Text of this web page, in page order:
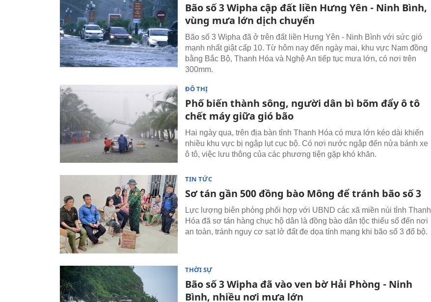
Bão số 3 Wipha cập đất liền Hưng Yên - Ninh Bình,
vùng mưa lớn dịch chuyển
Bão số 3 Wipha đã ở trên đất liền Hưng Yên - Ninh Bình với sức gió
mạnh nhất giật cấp 10. Từ hôm nay đến ngày mai, khu vực Nam đồng
bằng Bắc Bộ, Thanh Hóa và Nghệ An tiếp tục mưa lớn, có nơi trên
300mm.
ĐÔ THỊ
Phố biến thành sông, người dân bì bõm đẩy ô tô
chết máy giữa gió bão
Hai ngày qua, trên địa bàn tỉnh Thanh Hóa có mưa lớn kéo dài khiến
nhiều khu vực bị ngập lụt cục bộ. Có nơi nước ngập đến nửa bánh xe
ô tô, việc lưu thông của các phương tiện gặp khó khăn.
TIN TỨC
Sơ tán gần 500 đồng bào Mông để tránh bão số 3
Lực lượng biên phòng phối hợp với UBND các xã miền núi tỉnh Thanh
Hóa đã sơ tán hàng chục hộ dân là đồng bào dân tộc thiểu số đến nơi
an toàn, tránh nguy cơ sạt lở đất đe dọa tính mạng khi bão số 3 đổ bộ.
THỜI SỰ
Bão số 3 Wipha đã vào ven bờ Hải Phòng - Ninh
Bình, nhiều nơi mưa lớn